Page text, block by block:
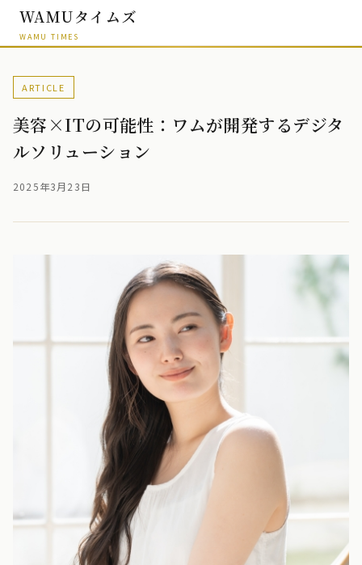
WAMUタイムズ
WAMU TIMES
ARTICLE
美容×ITの可能性：ワムが開発するデジタ
ルソリューション
2025年3月23日